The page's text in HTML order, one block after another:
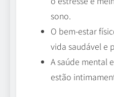
sono.
O bem-estar
vida saudável e
A saúde mental
estão